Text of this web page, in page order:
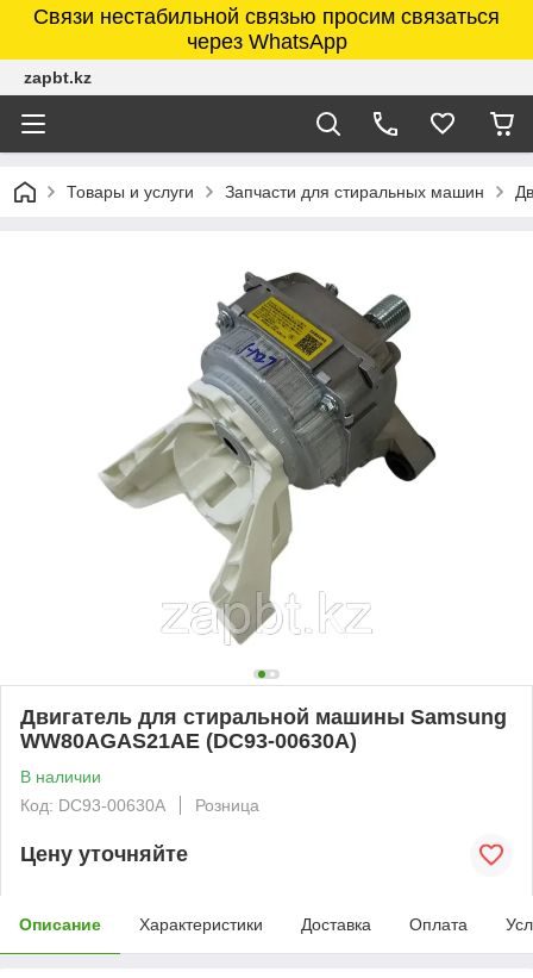
Связи нестабильной связью просим связаться
через WhatsApp
zapbt.kz
Товары и услуги Запчасти для стиральных машин
Двигатель для стиральной машины Samsung
WW80AGAS21AE (DC93-00630A)
В наличии
Код: DC93-00630A
Розница
Цену уточняйте
Описание Характеристики Доставка Оплата